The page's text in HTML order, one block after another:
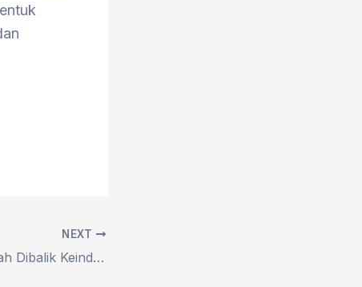
NEXT
Misteri dan Sejarah Dibalik Keindahan Goa Ngerong Rengel